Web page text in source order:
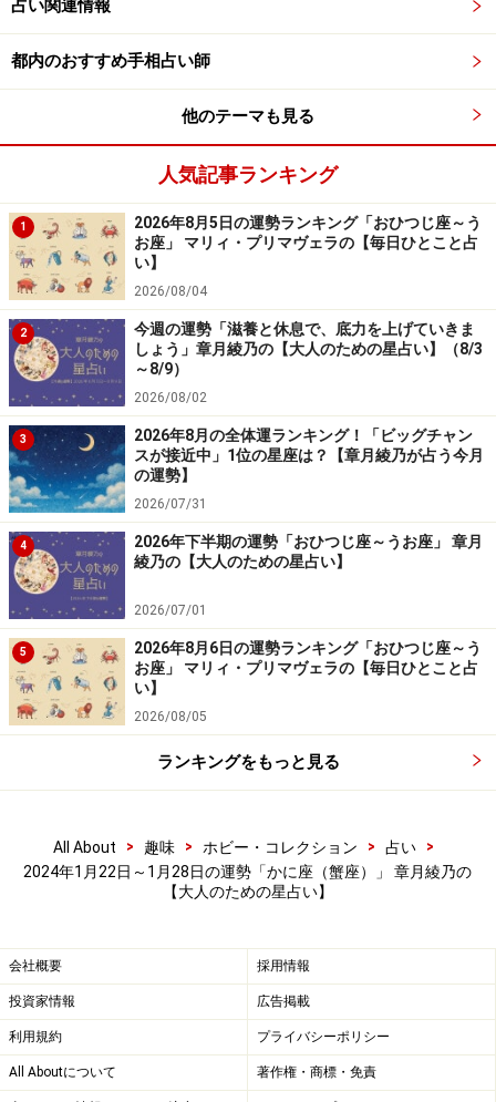
占い関連情報
都内のおすすめ手相占い師
他のテーマも見る
人気記事ランキング
1
2026年8月5日の運勢ランキング「おひつじ座～う
お座」 マリィ・プリマヴェラの【毎日ひとこと占
い】
2026/08/04
2
今週の運勢「滋養と休息で、底力を上げていきま
しょう」章月綾乃の【大人のための星占い】（8/3
～8/9）
2026/08/02
3
2026年8月の全体運ランキング！「ビッグチャン
スが接近中」1位の星座は？【章月綾乃が占う今月
の運勢】
2026/07/31
4
2026年下半期の運勢「おひつじ座～うお座」 章月
綾乃の【大人のための星占い】
2026/07/01
5
2026年8月6日の運勢ランキング「おひつじ座～う
お座」 マリィ・プリマヴェラの【毎日ひとこと占
い】
2026/08/05
ランキングをもっと見る
All About > 趣味 > ホビー・コレクション > 占い
>
2024年1月22日～1月28日の運勢「かに座（蟹座）」 章月綾乃の
【大人のための星占い】
会社概要 採用情報
投資家情報 広告掲載
利用規約 プライバシーポリシー
All Aboutについて 著作権・商標・免責